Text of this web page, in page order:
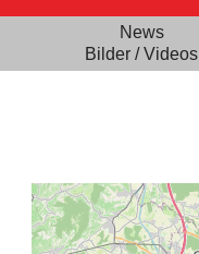
News
Bilder / Videos